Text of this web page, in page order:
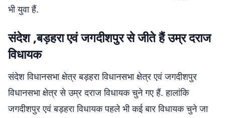
भी युवा हैं.
संदेश ,बड़हरा एवं जगदीशपुर से जीते हैं उम्र दराज
विधायक
संदेश विधानसभा क्षेत्र बड़हरा विधानसभा क्षेत्र एवं जगदीशपुर
विधानसभा क्षेत्र से उम्र दराज विधायक चुने गए हैं. हालांकि
जगदीशपुर एवं बड़हरा विधायक पहले भी कई बार विधायक चुने जा